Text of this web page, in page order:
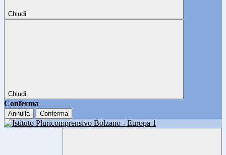
Chiudi
Chiudi
Conferma
Annulla Conferma